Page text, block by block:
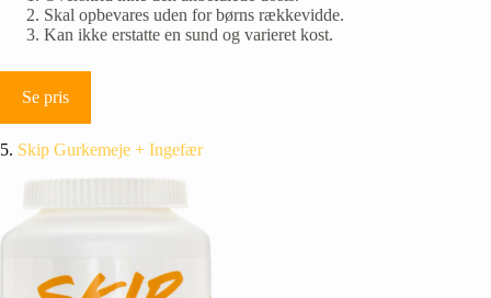
Skal opbevares uden for børns rækkevidde.
Kan ikke erstatte en sund og varieret kost.
Se pris
5. Skip Gurkemeje + Ingefær